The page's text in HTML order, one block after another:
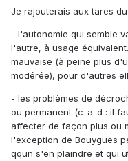
Je rajouterais aux tares
- l'autonomie qui semble
l'autre, à usage
mauvaise (à peine plus
modérée), pour d'autres
- les problèmes de
ou permanent (c-a-d : il
affecter de façon plus ou
l'exception de Bouygues
qqun s'en plaindre et qui